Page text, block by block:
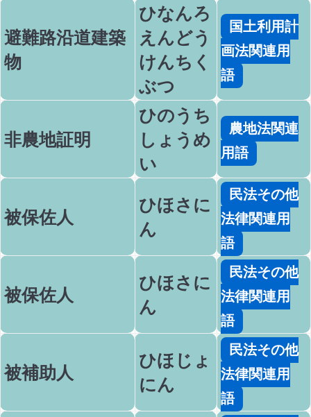
避難路沿道建築
物
ひなんろ
えんどう
けんちく
ぶつ
国土利用計
画法関連用
語
非農地証明
ひのうち
しょうめ
い
農地法関連
用語
被保佐人
ひほさに
ん
民法その他
法律関連用
語
被保佐人
ひほさに
ん
民法その他
法律関連用
語
被補助人
ひほじょ
にん
民法その他
法律関連用
語